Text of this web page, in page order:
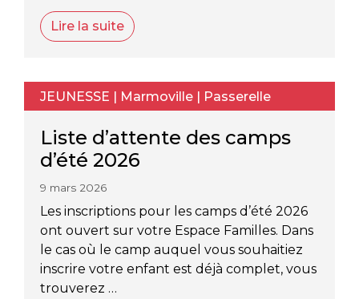
Lire la suite
JEUNESSE | Marmoville | Passerelle
Liste d’attente des camps
d’été 2026
9 mars 2026
Les inscriptions pour les camps d’été 2026
ont ouvert sur votre Espace Familles. Dans
le cas où le camp auquel vous souhaitiez
inscrire votre enfant est déjà complet, vous
trouverez …